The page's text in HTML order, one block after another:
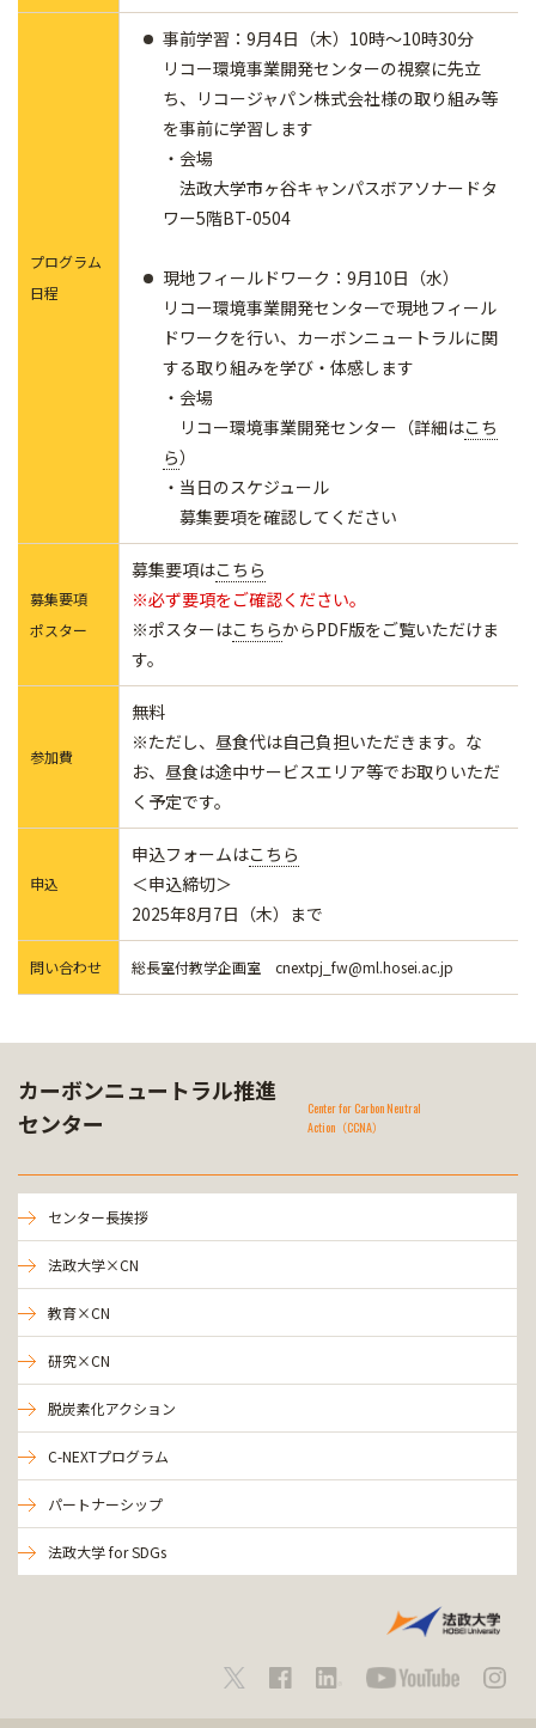
プログラム
日程
事前学習：9月4日（木）10時～10時30分
リコー環境事業開発センターの視察に先立
ち、リコージャパン株式会社様の取り組み等
を事前に学習します
・会場
法政大学市ヶ谷キャンパスボアソナードタ
ワー5階BT-0504
現地フィールドワーク：9月10日（水）
リコー環境事業開発センターで現地フィール
ドワークを行い、カーボンニュートラルに関
する取り組みを学び・体感します
・会場
リコー環境事業開発センター（詳細はこち
ら）
・当日のスケジュール
募集要項を確認してください
募集要項
ポスター
募集要項はこちら
※必ず要項をご確認ください。
※ポスターはこちらからPDF版をご覧いただけま
す。
参加費
無料
※ただし、昼食代は自己負担いただきます。な
お、昼食は途中サービスエリア等でお取りいただ
く予定です。
申込
申込フォームはこちら
＜申込締切＞
2025年8月7日（木）まで
問い合わせ 総長室付教学企画室 cnextpj_fw@ml.hosei.ac.jp
カーボンニュートラル推進
センター
Center for Carbon Neutral
Action（CCNA）
センター長挨拶
法政大学×CN
教育×CN
研究×CN
脱炭素化アクション
C-NEXTプログラム
パートナーシップ
法政大学 for SDGs